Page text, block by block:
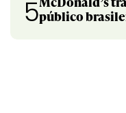
5público